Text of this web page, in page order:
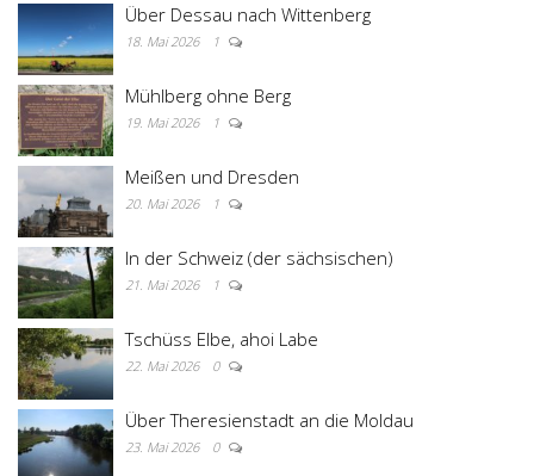
Über Dessau nach Wittenberg
18. Mai 2026 1
Mühlberg ohne Berg
19. Mai 2026 1
Meißen und Dresden
20. Mai 2026 1
In der Schweiz (der sächsischen)
21. Mai 2026 1
Tschüss Elbe, ahoi Labe
22. Mai 2026 0
Über Theresienstadt an die Moldau
23. Mai 2026 0